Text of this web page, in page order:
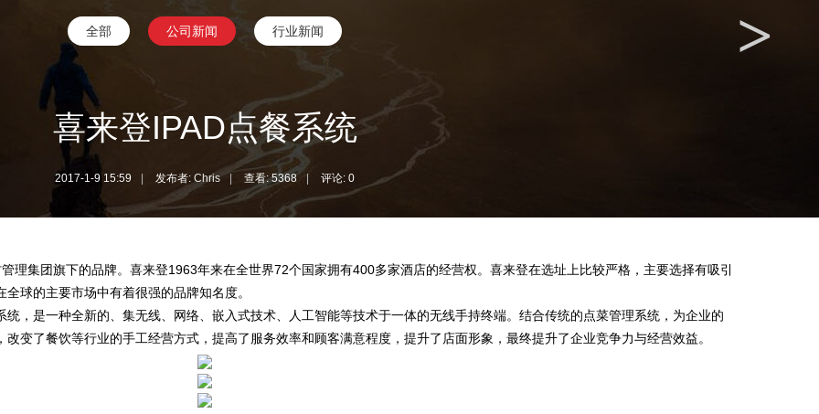
全部 公司新闻 行业新闻
喜来登IPAD点餐系统
2017-1-9 15:59 发布者: Chris 查看:5368 评论: 0
理集团旗下的品牌。喜来登1963年来在全世界72个国家拥有400多家酒店的经营权。喜来登在选址上比较严格，主要选择有吸引
球的主要市场中有着很强的品牌知名度。
是一种全新的、集无线、网络、嵌入式技术、人工智能等技术于一体的无线手持终端。 结合传统的点菜管理系统，为企业的
变了餐饮等行业的手工经营方式，提高了服务效率和顾客满意程度，提升了店面形象，最终提升了企业竞争力与经营效益。
>